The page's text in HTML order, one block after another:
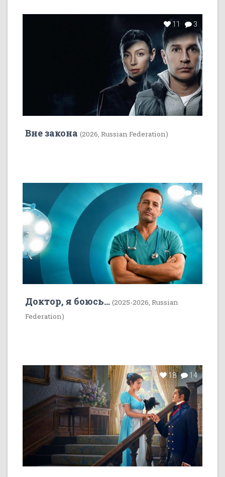
11 3
Вне закона (2026, Russian Federation)
7 5
Доктор, я боюсь... (2025-2026, Russian
Federation)
18 14